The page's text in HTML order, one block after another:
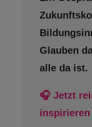
Glauben
alle da ist.
🎧 Jetzt
inspirieren